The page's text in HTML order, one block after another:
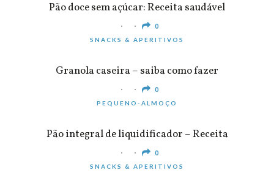
Pão doce sem açúcar: Receita saudável
0
SNACKS & APERITIVOS
Granola caseira – saiba como fazer
0
PEQUENO-ALMOÇO
Pão integral de liquidificador – Receita
0
SNACKS & APERITIVOS